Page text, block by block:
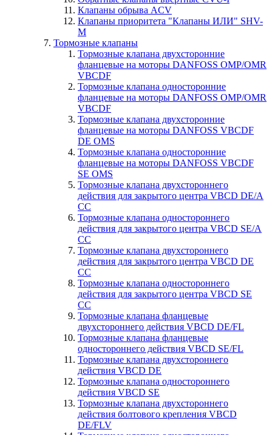
Клапаны обрыва ACV
Клапаны приоритета "Клапаны ИЛИ" SHV-
M
Тормозные клапаны
Тормозные клапана двухсторонние
фланцевые на моторы DANFOSS OMP/OMR
VBCDF
Тормозные клапана односторонние
фланцевые на моторы DANFOSS OMP/OMR
VBCDF
Тормозные клапана двухсторонние
фланцевые на моторы DANFOSS VBCDF
DE OMS
Тормозные клапана односторонние
фланцевые на моторы DANFOSS VBCDF
SE OMS
Тормозные клапана двухстороннего
действия для закрытого центра VBCD DE/A
CC
Тормозные клапана одностороннего
действия для закрытого центра VBCD SE/А
CC
Тормозные клапана двухстороннего
действия для закрытого центра VBCD DE
CC
Тормозные клапана одностороннего
действия для закрытого центра VBCD SE
CC
Тормозные клапана фланцевые
двухстороннего действия VBCD DE/FL
Тормозные клапана фланцевые
одностороннего действия VBCD SE/FL
Тормозные клапана двухстороннего
действия VBCD DE
Тормозные клапана одностороннего
действия VBCD SE
Тормозные клапана двухстороннего
действия болтового крепления VBCD
DE/FLV